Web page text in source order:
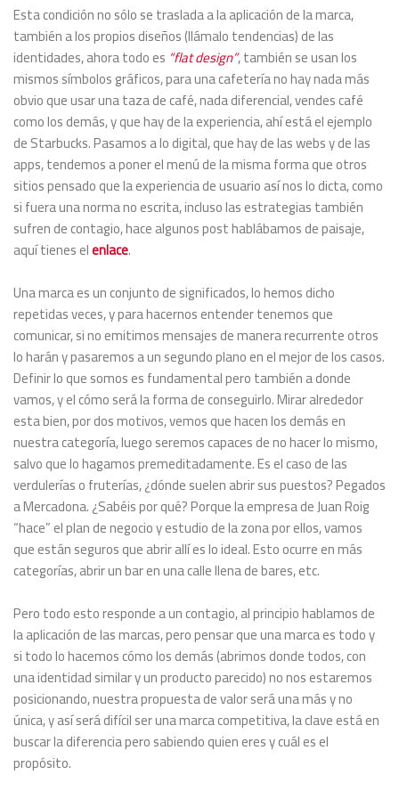
Esta condición no sólo se traslada a la aplicación de la marca,
también a los propios diseños (llámalo tendencias) de las
identidades, ahora todo es “flat design”, también se usan los
mismos símbolos gráficos, para una cafetería no hay nada más
obvio que usar una taza de café, nada diferencial, vendes café
como los demás, y que hay de la experiencia, ahí está el ejemplo
de Starbucks. Pasamos a lo digital, que hay de las webs y de las
apps, tendemos a poner el menú de la misma forma que otros
sitios pensado que la experiencia de usuario así nos lo dicta, como
si fuera una norma no escrita, incluso las estrategias también
sufren de contagio, hace algunos post hablábamos de paisaje,
aquí tienes elenlace.
Una marca es un conjunto de significados, lo hemos dicho
repetidas veces, y para hacernos entender tenemos que
comunicar, si no emitimos mensajes de manera recurrente otros
lo harán y pasaremos a un segundo plano en el mejor de los casos.
Definir lo que somos es fundamental pero también a donde
vamos, y el cómo será la forma de conseguirlo. Mirar alrededor
esta bien, por dos motivos, vemos que hacen los demás en
nuestra categoría, luego seremos capaces de no hacer lo mismo,
salvo que lo hagamos premeditadamente. Es el caso de las
verdulerías o fruterías, ¿dónde suelen abrir sus puestos? Pegados
a Mercadona. ¿Sabéis por qué? Porque la empresa de Juan Roig
“hace” el plan de negocio y estudio de la zona por ellos, vamos
que están seguros que abrir allí es lo ideal. Esto ocurre en más
categorías, abrir un bar en una calle llena de bares, etc.
Pero todo esto responde a un contagio, al principio hablamos de
la aplicación de las marcas, pero pensar que una marca es todo y
si todo lo hacemos cómo los demás (abrimos donde todos, con
una identidad similar y un producto parecido) no nos estaremos
posicionando, nuestra propuesta de valor será una más y no
única, y así será difícil ser una marca competitiva, la clave está en
buscar la diferencia pero sabiendo quien eres y cuál es el
propósito.